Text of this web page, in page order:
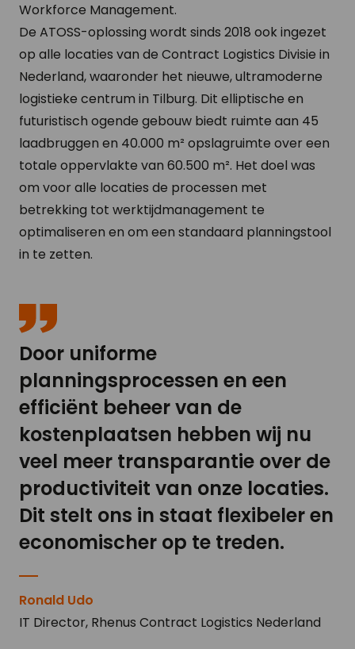
Workforce Management.
De ATOSS-oplossing wordt sinds 2018 ook ingezet
op alle locaties van de Contract Logistics Divisie in
Nederland, waaronder het nieuwe, ultramoderne
logistieke centrum in Tilburg. Dit elliptische en
futuristisch ogende gebouw biedt ruimte aan 45
laadbruggen en 40.000 m² opslagruimte over een
totale oppervlakte van 60.500 m². Het doel was
om voor alle locaties de processen met
betrekking tot werktijdmanagement te
optimaliseren en om een standaard planningstool
in te zetten.
Door uniforme
planningsprocessen en een
efficiënt beheer van de
kostenplaatsen hebben wij nu
veel meer transparantie over de
productiviteit van onze locaties.
Dit stelt ons in staat flexibeler en
economischer op te treden.
Ronald Udo
IT Director, Rhenus Contract Logistics Nederland